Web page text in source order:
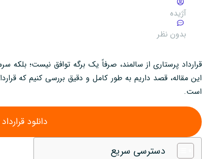
آژیده
بدون نظر
قرارداد پرستاری از سالمند، صرفاً یک برگه توافق نیست؛
این مقاله، قصد داریم به طور کامل و دقیق بررسی کنیم که
است.
دانلود
دسترسی سریع